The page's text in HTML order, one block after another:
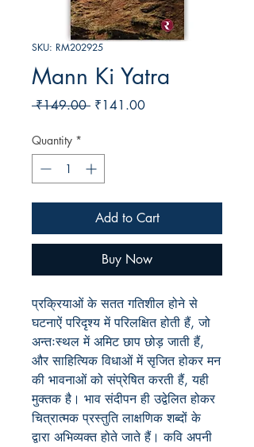
SKU: RM202925
Mann Ki Yatra
₹149.00 Regular
₹141.00Sale
Quantity *
Add to Cart
Buy Now
प्रक्रियाओं के सतत गतिशील होने से
घटनाऐं परिदृश्य में परिलक्षित होती हैं, जो
अन्तःस्थल में अमिट छाप छोड़ जाती हैं,
और साहित्यिक विधाओं में सृजित होकर मन
की भावनाओं को संप्रेषित करती हैं, यही
मुक्तक है। भाव संदीपन ही उद्वेलित होकर
चित्रात्मक प्रस्तुति लाक्षणिक शब्दों के
द्वारा अभिव्यक्त होते जाते हैं। कवि अपनी